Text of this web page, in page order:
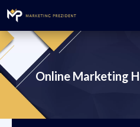
Online Marketing